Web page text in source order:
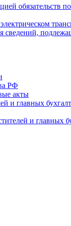
обязательств
РФ
акты
и главных
и